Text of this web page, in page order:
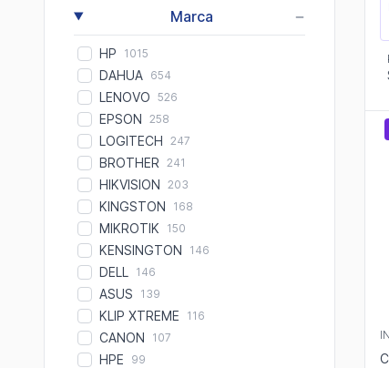
Marca −
HP 1015
DAHUA 654
LENOVO 526
EPSON 258
LOGITECH 247
BROTHER 241
HIKVISION 203
KINGSTON 168
MIKROTIK 150
KENSINGTON 146
DELL 146
ASUS 139
KLIP XTREME 116
CANON 107
HPE 99